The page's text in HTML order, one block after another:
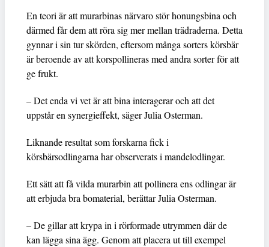
En teori är att murarbinas närvaro stör honungsbina och
därmed får dem att röra sig mer mellan trädraderna. Detta
gynnar i sin tur skörden, eftersom många sorters körsbär
är beroende av att korspollineras med andra sorter för att
ge frukt.
– Det enda vi vet är att bina interagerar och att det
uppstår en synergieffekt, säger Julia Osterman.
Liknande resultat som forskarna fick i
körsbärsodlingarna har observerats i mandelodlingar.
Ett sätt att få vilda murarbin att pollinera ens odlingar är
att erbjuda bra bomaterial, berättar Julia Osterman.
– De gillar att krypa in i rörformade utrymmen där de
kan lägga sina ägg. Genom att placera ut till exempel